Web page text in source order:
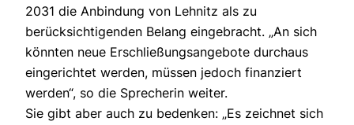
2031 die Anbindung von Lehnitz als zu
berücksichtigenden Belang eingebracht. „An sich
könnten neue Erschließungsangebote durchaus
eingerichtet werden, müssen jedoch finanziert
werden“, so die Sprecherin weiter.
Sie gibt aber auch zu bedenken: „Es zeichnet sich